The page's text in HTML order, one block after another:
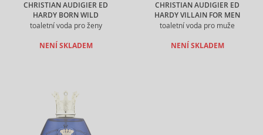
CHRISTIAN AUDIGIER ED
HARDY BORN WILD
toaletní voda pro ženy
NENÍ SKLADEM
CHRISTIAN AUDIGIER ED
HARDY VILLAIN FOR MEN
toaletní voda pro muže
NENÍ SKLADEM